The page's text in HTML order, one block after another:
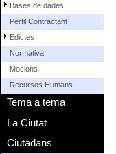
Bases de dades
Perfil Contractant
Edictes
Normativa
Mocions
Recursos Humans
Tema a tema
La Ciutat
Ciutadans